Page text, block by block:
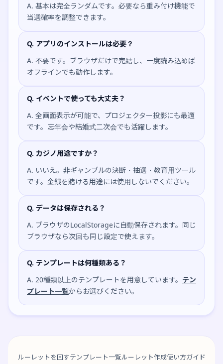
A. 基本は完全ランダムです。必要なら重み付け機能で
当選確率を調整できます。
Q. アプリのインストールは必要？
A. 不要です。ブラウザだけで完結し、一度読み込めば
オフラインでも動作します。
Q. イベントで使っても大丈夫？
A. 全画面表示が可能で、プロジェクター投影にも最適
です。忘年会や結婚式二次会でも活躍します。
Q. カジノ用途ですか？
A. いいえ。非ギャンブルの決断・抽選・教育用ツール
です。金銭を賭ける用途には使用しないでください。
Q. データは保存される？
A. ブラウザのLocalStorageに自動保存されます。同じ
ブラウザなら次回も同じ設定で使えます。
Q. テンプレートは何種類ある？
A. 20種類以上のテンプレートを用意しています。 テン
プレート一覧からお選びください。
ルーレットを回すテンプレート一覧ルーレット作成使い方ガイド